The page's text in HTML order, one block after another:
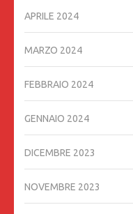
APRILE 2024
MARZO 2024
FEBBRAIO 2024
GENNAIO 2024
DICEMBRE 2023
NOVEMBRE 2023